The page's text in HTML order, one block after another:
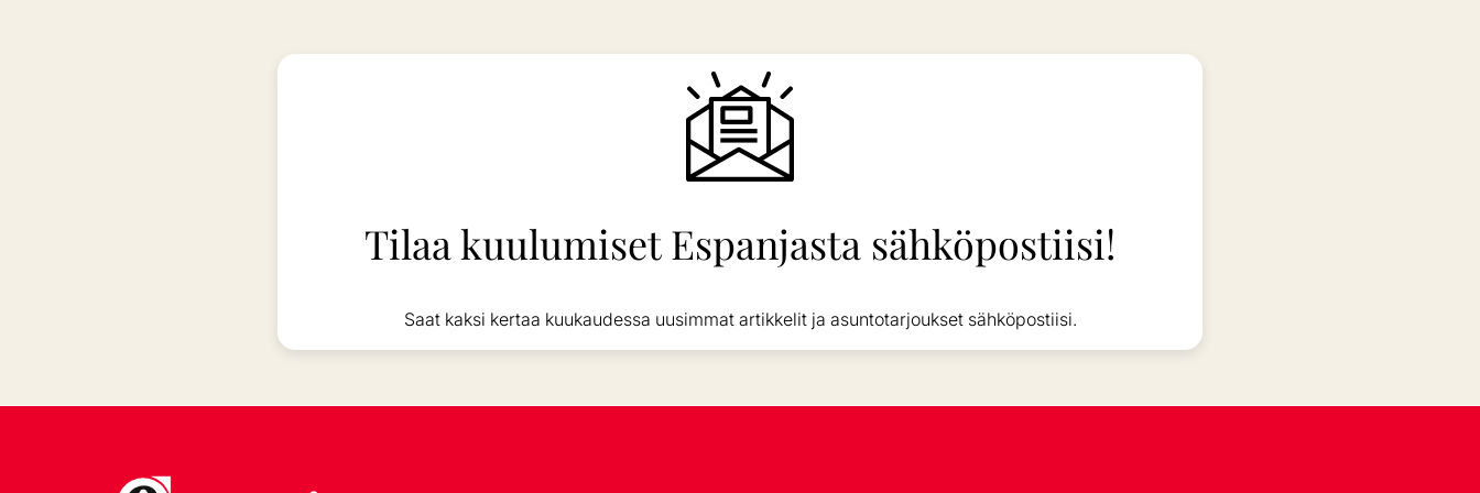
Tilaa kuulumiset Espanjasta sähköpostiisi!
Saat kaksi kertaa kuukaudessa uusimmat artikkelit ja asuntotarjoukset sähköpostiisi.